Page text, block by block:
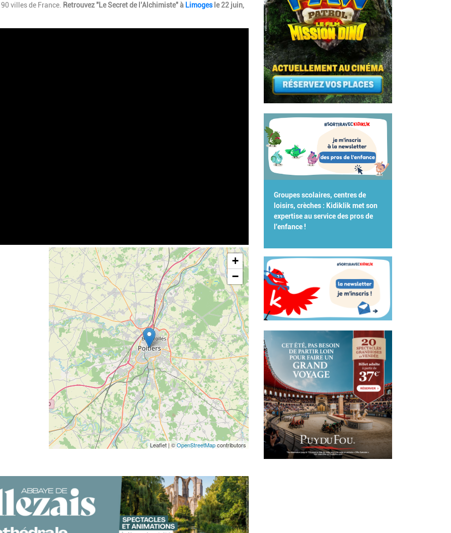
villes de France. Retrouvez "Le Secret de l’Alchimiste" à Limogesle 22 juin,
Geolocalisation
+
−
Leaflet | ©OpenStreetMapcontributors
Groupes scolaires, centres de
loisirs, crèches : Kidiklik met son
expertise au service des pros de
l'enfance !